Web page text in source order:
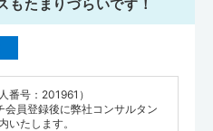
もたまりづらいです！
番号：201961）
会員登録後に弊社コンサルタン
いたします。